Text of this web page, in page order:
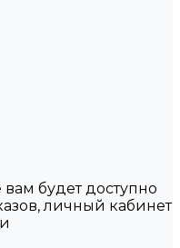
будет доступно
личный кабинет